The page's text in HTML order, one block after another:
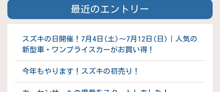
最近のエントリー
スズキの日開催！7月4日(土)～7月12日(日)｜人気の
新型車・ワンプライスカーがお買い得！
今年もやります！スズキの初売り！